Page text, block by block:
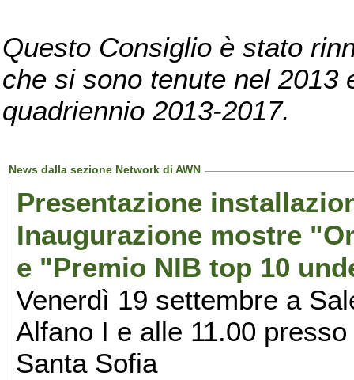
Questo Consiglio è stato
che si sono tenute nel 2013
quadriennio 2013-2017.
News dalla sezione Network di AWN
Presentazione
Inaugurazione mostre
e "Premio NIB top 10
Venerdì 19 settembre a
Alfano I e alle 11.00
Santa Sofia